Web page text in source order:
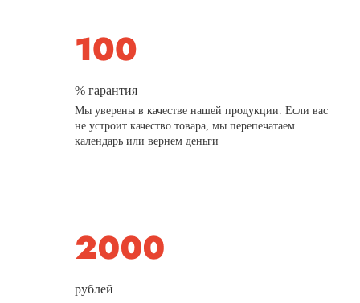
% гарантия
Мы уверены в качестве нашей продукции. Если вас
не устроит качество товара, мы перепечатаем
календарь или вернем деньги
рублей